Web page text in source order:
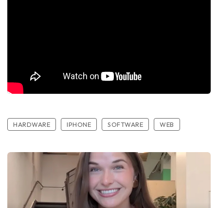
HARDWARE IPHONE SOFTWARE WEB